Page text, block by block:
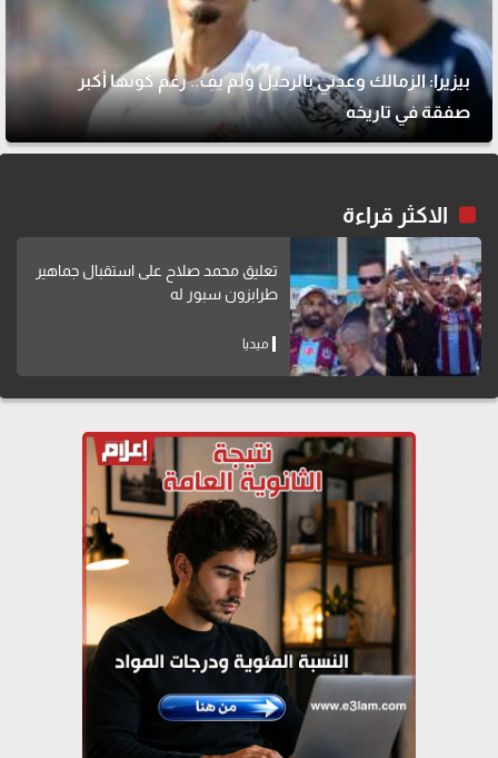
بيزيرا: الزمالك وعدني بالرحيل ولم يفِ.. رغم كونها أكبر
صفقة في تاريخه
الاكثر قراءة
تعليق محمد صلاح على استقبال جماهير
طرابزون سبور له
ميديا